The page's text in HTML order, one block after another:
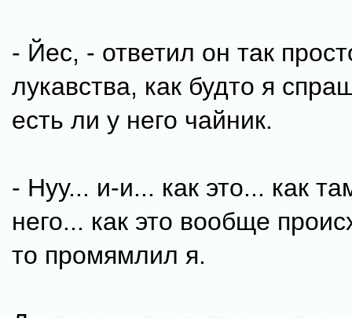
- Йес, - ответил он так
лукавства, как будто я
есть ли у него чайник.
- Нуу... и-и... как это... как
него... как это вообще
то промямлил я.